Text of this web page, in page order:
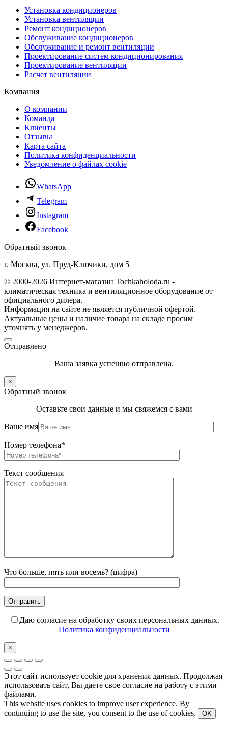
Установка кондиционеров
Установка вентиляции
Ремонт кондиционеров
Обслуживание кондиционеров
Обслуживание и ремонт вентиляции
Проектирование систем кондиционирования
Проектирование вентиляции
Расчет вентиляции
Компания
О компании
Команда
Клиенты
Отзывы
Карта сайта
Политика конфиденциальности
Уведомление о файлах cookie
WhatsApp
Telegram
Instagram
Facebook
Обратный звонок
г. Москва, ул. Пруд-Ключики, дом 5
© 2000-2026 Интернет-магазин Tochkaholoda.ru -
климатическая техника и вентиляционное оборудование от
официального дилера.
Информация на сайте не является публичной офертой.
Актуальные цены и наличие товара на складе просим
уточнять у менеджеров.
Отправлено
Ваша заявка успешно отправлена.
×
Обратный звонок
Оставьте свои данные и мы свяжемся с вами
Ваше имя
Номер телефона*
Текст сообщения
Что больше, пять или восемь? (цифра)
Даю согласие на обработку своих персональных данных.
Политика конфиденциальности
×
Этот сайт использует cookie для хранения данных. Продолжая
использовать сайт, Вы даете свое согласие на работу с этими
файлами.
This website uses cookies to improve user experience. By
continuing to use the site, you consent to the use of cookies.
OK